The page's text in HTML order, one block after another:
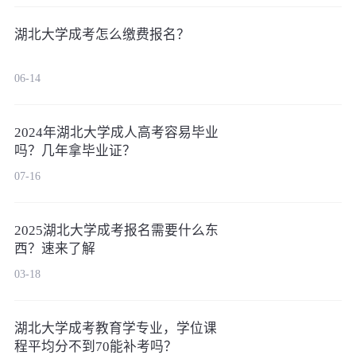
湖北大学成考怎么缴费报名？
06-14
2024年湖北大学成人高考容易毕业
吗？几年拿毕业证？
07-16
2025湖北大学成考报名需要什么东
西？速来了解
03-18
湖北大学成考教育学专业，学位课
程平均分不到70能补考吗？